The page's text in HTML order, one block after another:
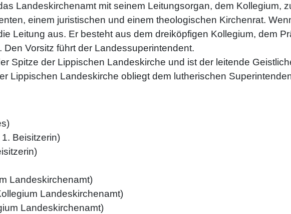
Landeskirchenamt mit seinem Leitungsorgan, dem Kollegium,
einem juristischen und einem theologischen Kirchenrat.
Leitung aus. Er besteht aus dem dreiköpfigen Kollegium, dem
Vorsitz führt der Landessuperintendent.
Spitze der Lippischen Landeskirche und ist der leitende
Lippischen Landeskirche obliegt dem lutherischen
Beisitzerin)
Landeskirchenamt)
Landeskirchenamt)
Landeskirchenamt)